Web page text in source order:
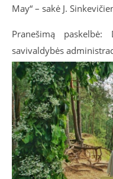
May“ – sakė J.
Pranešimą paskelbė:
savivaldybės